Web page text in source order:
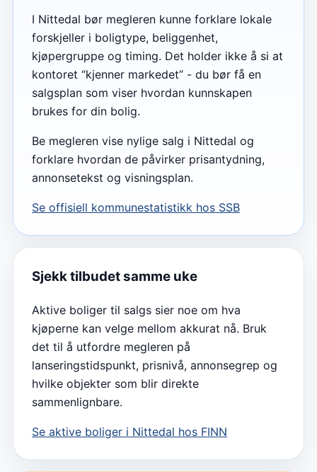
I Nittedal bør megleren kunne forklare lokale
forskjeller i boligtype, beliggenhet,
kjøpergruppe og timing. Det holder ikke å si at
kontoret “kjenner markedet” - du bør få en
salgsplan som viser hvordan kunnskapen
brukes for din bolig.
Be megleren vise nylige salg i Nittedal og
forklare hvordan de påvirker prisantydning,
annonsetekst og visningsplan.
Se offisiell kommunestatistikk hos SSB
Sjekk tilbudet samme uke
Aktive boliger til salgs sier noe om hva
kjøperne kan velge mellom akkurat nå. Bruk
det til å utfordre megleren på
lanseringstidspunkt, prisnivå, annonsegrep og
hvilke objekter som blir direkte
sammenlignbare.
Se aktive boliger i Nittedal hos FINN